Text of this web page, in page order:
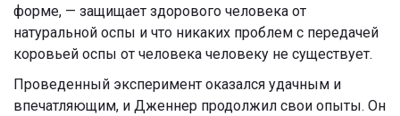
форме, — защищает здорового человека от
натуральной оспы и что никаких проблем с передачей
коровьей оспы от человека человеку не существует.
Проведенный эксперимент оказался удачным и
впечатляющим, и Дженнер продолжил свои опыты. Он